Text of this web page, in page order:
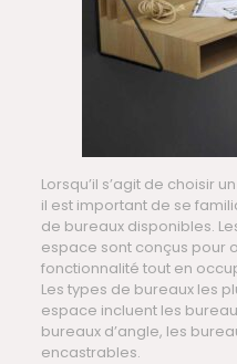
Lorsqu’il s’agit de choisir
il est important de se
de bureaux disponibles.
espace sont conçus pour
fonctionnalité tout en
Les types de bureaux les
espace incluent les
bureaux d’angle, les
encastrables.